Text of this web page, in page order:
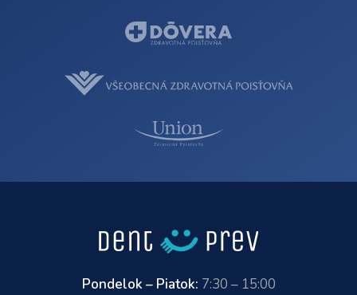
Pondelok – Piatok: 7:30 – 15:00